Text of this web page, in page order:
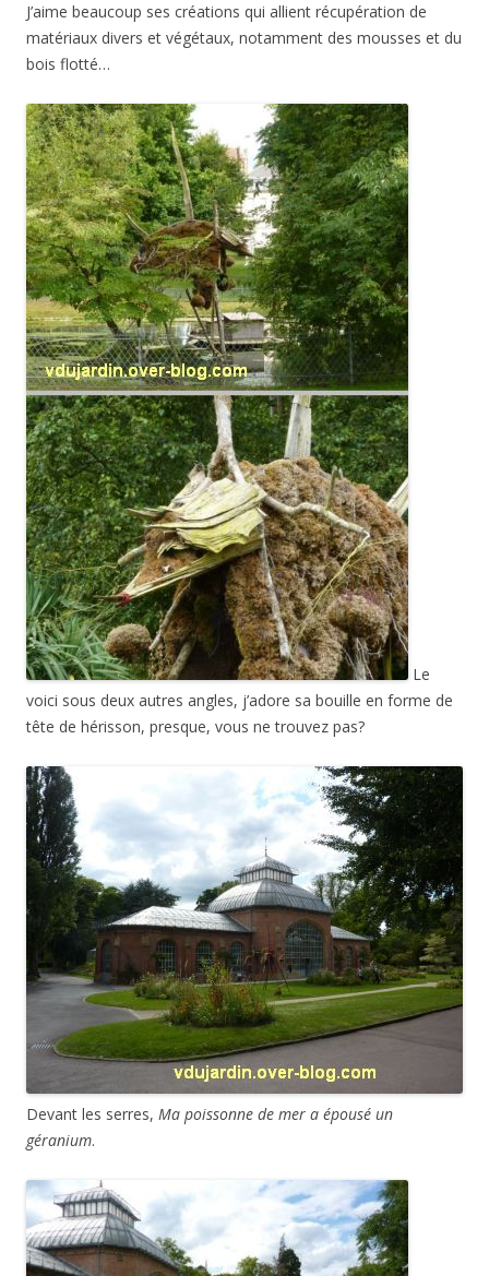
J’aime beaucoup ses créations qui allient récupération de
matériaux divers et végétaux, notamment des mousses et du
bois flotté…
Le
voici sous deux autres angles, j’adore sa bouille en forme de
tête de hérisson, presque, vous ne trouvez pas?
Devant les serres, Ma poissonne de mer a épousé un
géranium.